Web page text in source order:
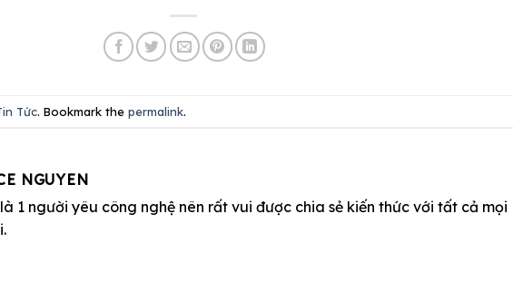
Tức. Bookmark thepermalink.
NGUYEN
1 người yêu công nghệ nên rất vui được chia sẻ kiến thức với tất cả mọi